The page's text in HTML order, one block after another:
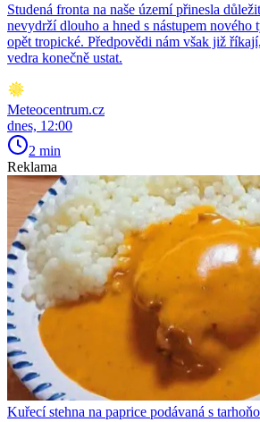
Studená fronta na naše území přinesla
nevydrží dlouho a hned s nástupem nového
opět tropické. Předpovědi nám však již
vedra konečně ustat.
Meteocentrum.cz
dnes, 12:00
2 min
Reklama
Kuřecí stehna na paprice podávaná s